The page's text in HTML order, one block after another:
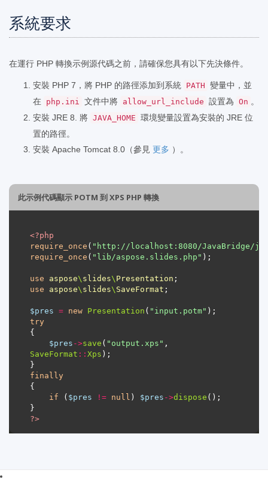
系統要求
在運行 PHP 轉換示例源代碼之前，請確保您具有以下先決條件。
安裝 PHP 7，將 PHP 的路徑添加到系統 PATH 變量中，並
在 php.ini 文件中將 allow_url_include 設置為 On 。
安裝 JRE 8. 將 JAVA_HOME 環境變量設置為安裝的 JRE 位
置的路徑。
安裝 Apache Tomcat 8.0（參見 更多 ）。
此示例代碼顯示 POTM 到 XPS PHP 轉換
<?php
require_once ( "http://localhost:8080/JavaBridge/
require_once ( "lib/aspose.slides.php"
use aspose\ slides\ Presentation
use
aspose\ slides\ SaveFormat
$pres = new Presentation ( "input.potm"
try
$pres ->save ( "output.xps"
SaveFormat :: Xps
finally
if ( $pres != null ) $pres ->dispose
?>